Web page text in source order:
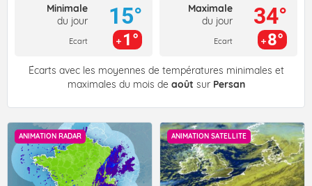
Minimale
du jour
Ecart
15°
1°
Maximale
du jour
Ecart
34°
8°
Écarts avec les moyennes de températures minimales et
maximales du mois de août sur Persan
ANIMATION RADAR ANIMATION SATELLITE